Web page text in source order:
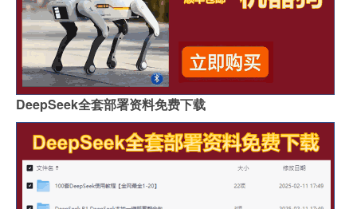
DeepSeek全套部署资料免费下载